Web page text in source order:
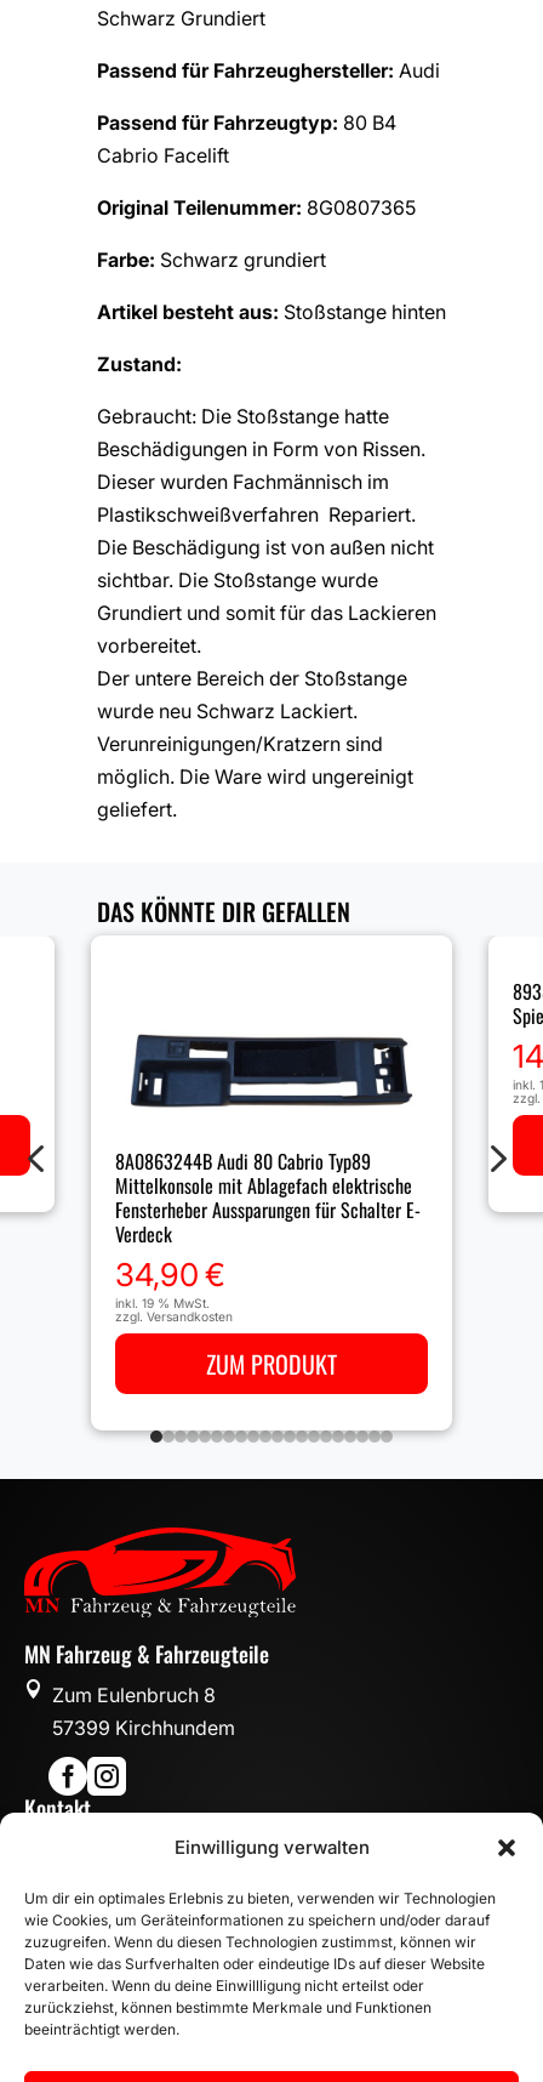
Einwilligung verwalten
Um dir ein optimales Erlebnis zu bieten, verwenden wir Technologien
wie Cookies, um Geräteinformationen zu speichern und/oder darauf
zuzugreifen. Wenn du diesen Technologien zustimmst, können wir
Daten wie das Surfverhalten oder eindeutige IDs auf dieser Website
verarbeiten. Wenn du deine Einwillligung nicht erteilst oder
zurückziehst, können bestimmte Merkmale und Funktionen
beeinträchtigt werden.
Schwarz Grundiert
Passend für Fahrzeughersteller: Audi
Passend für Fahrzeugtyp: 80 B4
Cabrio Facelift
Original Teilenummer: 8G0807365
Farbe: Schwarz grundiert
Artikel besteht aus: Stoßstange hinten
Zustand:
Gebraucht: Die Stoßstange hatte
Beschädigungen in Form von Rissen.
Dieser wurden Fachmännisch im
Plastikschweißverfahren Repariert.
Die Beschädigung ist von außen nicht
sichtbar. Die Stoßstange wurde
Grundiert und somit für das Lackieren
vorbereitet.
Der untere Bereich der Stoßstange
wurde neu Schwarz Lackiert.
Verunreinigungen/Kratzern sind
möglich. Die Ware wird ungereinigt
geliefert.
DAS KÖNNTE DIR GEFALLEN
8A0863244B Audi 80 Cabrio Typ89
Mittelkonsole mit Ablagefach elektrische
Fensterheber Aussparungen für Schalter E-
Verdeck
34,90€
inkl. 19 % MwSt.
zzgl. Versandkosten
ZUM PRODUKT
inkl.
zzgl.
4 5
MN Fahrzeug & Fahrzeugteile

Zum Eulenbruch 8
57399 Kirchhundem

Kontakt
info@mn-fahrzeugteile.de
 WhatsApp
Öffnungszeiten
 Mo - Fr: 8:00 – 17:00 Uhr
Sa: 10:00 – 14:00 Uhr
INFORMATION
Zahlungsarten